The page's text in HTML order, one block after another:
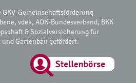
Gemeinschaftsförderung
vdek, AOK-Bundesverband, BKK
& Sozialversicherung für
Gartenbau gefördert.